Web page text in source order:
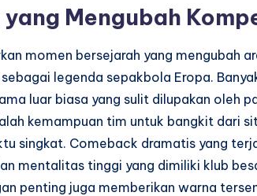
Mengubah
momen bersejarah yang mengubah
legenda sepakbola Eropa.
luar biasa yang sulit dilupakan oleh
kemampuan tim untuk bangkit dari
singkat. Comeback dramatis yang
mentalitas tinggi yang dimiliki klub
penting juga memberikan warna